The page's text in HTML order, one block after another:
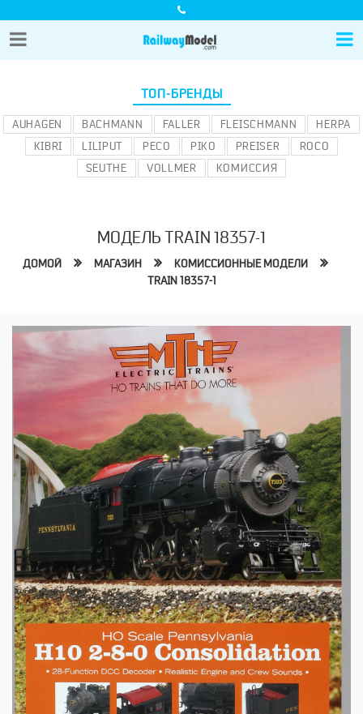
ТОП-БРЕНДЫ
AUHAGEN BACHMANN FALLER FLEISCHMANN
HERPA
KIBRI
LILIPUT PECO PIKO PREISER
ROCO
SEUTHE
VOLLMER КОМИССИЯ
МОДЕЛЬ TRAIN 18357-1
ДОМОЙ МАГАЗИН
КОМИССИОННЫЕ МОДЕЛИ
TRAIN 18357-1